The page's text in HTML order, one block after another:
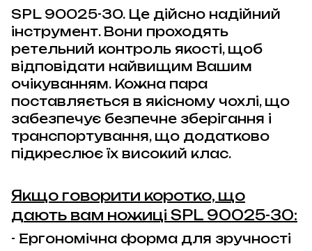
SPL 90025-30. Це дійсно надійний
інструмент. Вони проходять
ретельний контроль якості, щоб
відповідати найвищим Вашим
очікуванням. Кожна пара
поставляється в якісному чохлі, що
забезпечує безпечне зберігання і
транспортування, що додатково
підкреслює їх високий клас.
Якщо говорити коротко, що
дають вам ножиці SPL 90025-30:
- Ергономічна форма для зручності